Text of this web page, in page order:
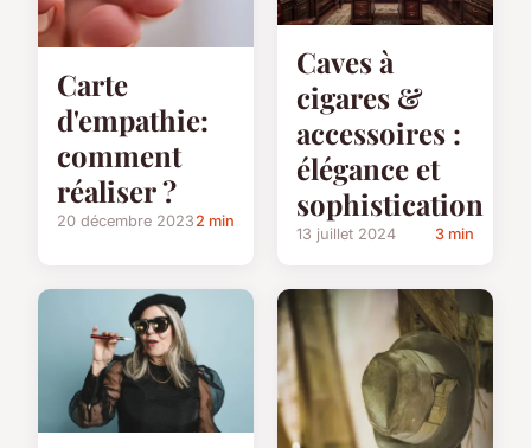
Carte
d'empathie:
comment
réaliser ?
20 décembre 2023 2 min
Caves à
cigares &
accessoires :
élégance et
sophistication
13 juillet 2024 3 min